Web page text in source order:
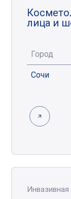
лица и
Город
Сочи
Инвазивная